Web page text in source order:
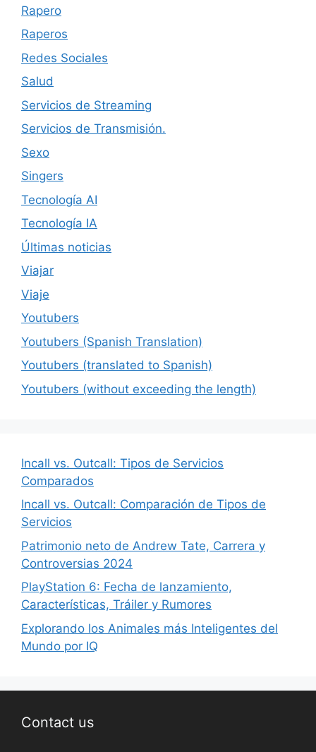
Rapero
Raperos
Redes Sociales
Salud
Servicios de Streaming
Servicios de Transmisión.
Sexo
Singers
Tecnología AI
Tecnología IA
Últimas noticias
Viajar
Viaje
Youtubers
Youtubers (Spanish Translation)
Youtubers (translated to Spanish)
Youtubers (without exceeding the length)
Incall vs. Outcall: Tipos de Servicios
Comparados
Incall vs. Outcall: Comparación de Tipos de
Servicios
Patrimonio neto de Andrew Tate, Carrera y
Controversias 2024
PlayStation 6: Fecha de lanzamiento,
Características, Tráiler y Rumores
Explorando los Animales más Inteligentes del
Mundo por IQ
Contact us